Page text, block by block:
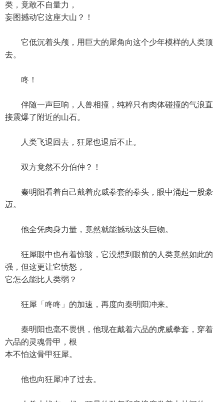
类，竟敢不自量力，
妄图撼动它这座大山？！
它低沉着头颅，用巨大的犀角向这个少年模样的人类顶
去。
咚！
伴随一声巨响，人兽相撞，纯粹只有肉体碰撞的气浪直
接震爆了附近的山石。
人类飞退回去，狂犀也退后不止。
双方竟然不分伯仲？！
秦明阳看着自己戴着虎威拳套的拳头，眼中涌起一股豪
迈。
他全凭肉身力量，竟然就能撼动这头巨物。
狂犀眼中也有着惊骇，它没想到眼前的人类竟然如此的
强，但这更让它愤怒，
它怎么能比人类弱？
狂犀「咚咚」的加速，再度向秦明阳冲来。
秦明阳也毫不畏惧，他现在戴着六品的虎威拳套，穿着
六品的灵魂骨甲，根
本不怕这骨甲狂犀。
他也向狂犀冲了过去。